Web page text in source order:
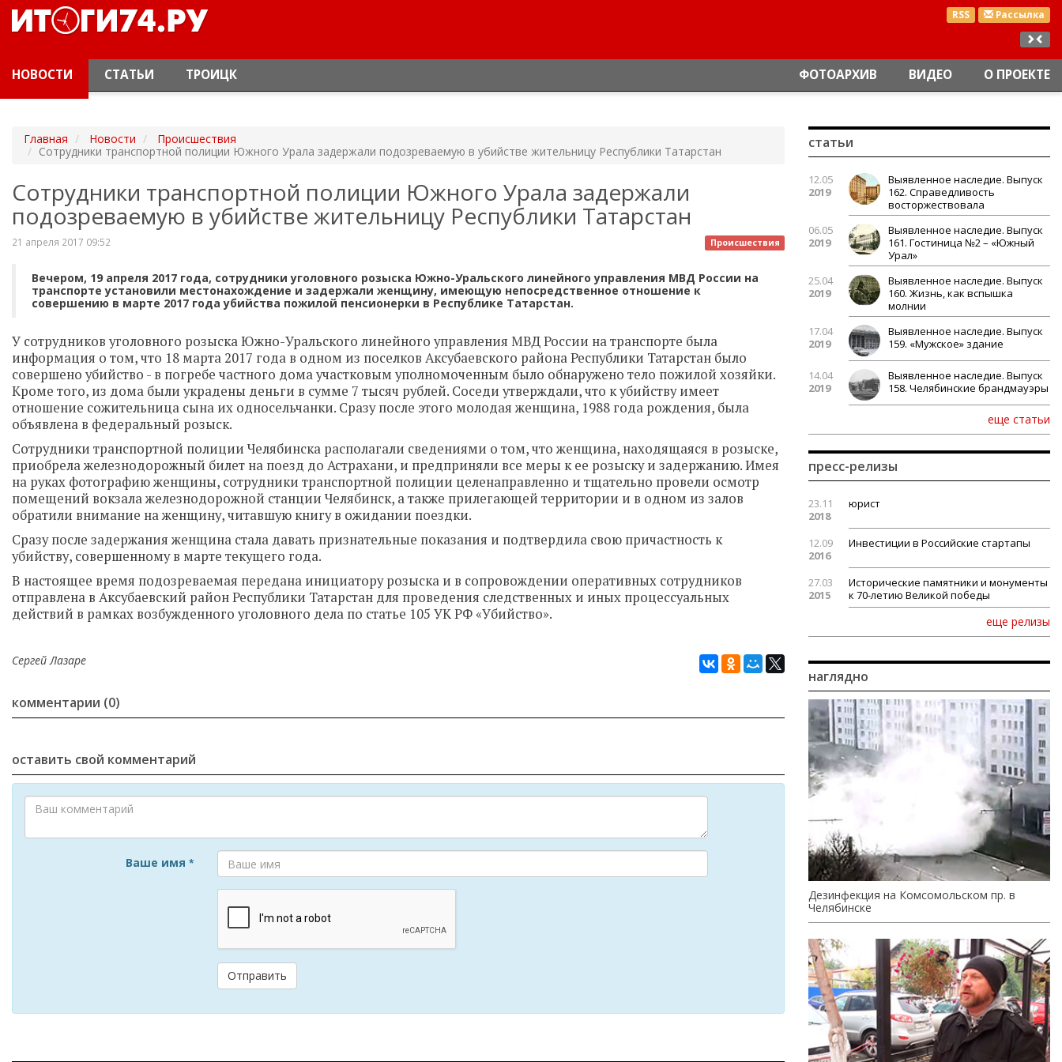
RSS Рассылка
НОВОСТИ СТАТЬИ ТРОИЦК ФОТОАРХИВ ВИДЕО О ПРОЕКТЕ
Главная Новости
Происшествия
Сотрудники транспортной полиции Южного Урала задержали подозреваемую в убийстве жительницу Республики Татарстан
Сотрудники транспортной полиции Южного Урала задержали
подозреваемую в убийстве жительницу Республики Татарстан
Происшествия
21 апреля 2017 09:52
Вечером, 19 апреля 2017 года, сотрудники уголовного розыска Южно-Уральского линейного управления МВД России на
транспорте установили местонахождение и задержали женщину, имеющую непосредственное отношение к
совершению в марте 2017 года убийства пожилой пенсионерки в Республике Татарстан.
У сотрудников уголовного розыска Южно-Уральского линейного управления МВД России на транспорте была
информация о том, что 18 марта 2017 года в одном из поселков Аксубаевского района Республики Татарстан было
совершено убийство - в погребе частного дома участковым уполномоченным было обнаружено тело пожилой хозяйки.
Кроме того, из дома были украдены деньги в сумме 7 тысяч рублей. Соседи утверждали, что к убийству имеет
отношение сожительница сына их односельчанки. Сразу после этого молодая женщина, 1988 года рождения, была
объявлена в федеральный розыск.
Сотрудники транспортной полиции Челябинска располагали сведениями о том, что женщина, находящаяся в розыске,
приобрела железнодорожный билет на поезд до Астрахани, и предприняли все меры к ее розыску и задержанию. Имея
на руках фотографию женщины, сотрудники транспортной полиции целенаправленно и тщательно провели осмотр
помещений вокзала железнодорожной станции Челябинск, а также прилегающей территории и в одном из залов
обратили внимание на женщину, читавшую книгу в ожидании поездки.
Сразу после задержания женщина стала давать признательные показания и подтвердила свою причастность к
убийству, совершенному в марте текущего года.
В настоящее время подозреваемая передана инициатору розыска и в сопровождении оперативных сотрудников
отправлена в Аксубаевский район Республики Татарстан для проведения следственных и иных процессуальных
действий в рамках возбужденного уголовного дела по статье 105 УК РФ «Убийство».
Сергей Лазаре
комментарии (0)
оставить свой комментарий
Ваше имя *
Отправить
статьи
12.05
2019
Выявленное наследие. Выпуск
162. Справедливость
восторжествовала
06.05
2019
Выявленное наследие. Выпуск
161. Гостиница №2 – «Южный
Урал»
25.04
2019
Выявленное наследие. Выпуск
160. Жизнь, как вспышка
молнии
17.04
2019
Выявленное наследие. Выпуск
159. «Мужское» здание
14.04
2019
Выявленное наследие. Выпуск
158. Челябинские брандмауэры
еще статьи
пресс-релизы
23.11
2018
юрист
12.09
2016
Инвестиции в Российские стартапы
27.03
2015
Исторические памятники и монументы
к 70-летию Великой победы
еще релизы
наглядно
Дезинфекция на Комсомольском пр. в
Челябинске